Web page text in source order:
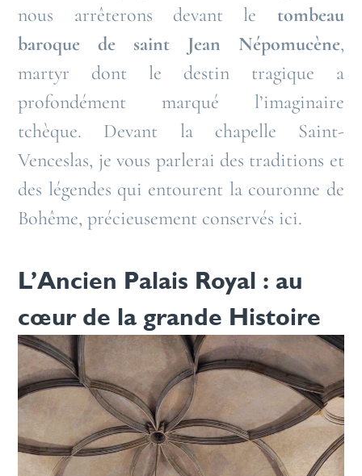
nous arrêterons devant le tombeau
baroque de saint Jean Népomucène,
martyr dont le destin tragique a
profondément marqué l’imaginaire
tchèque. Devant la chapelle Saint-
Venceslas, je vous parlerai des traditions et
des légendes qui entourent la couronne de
Bohême, précieusement conservés ici.
L’Ancien Palais Royal : au
cœur de la grande Histoire